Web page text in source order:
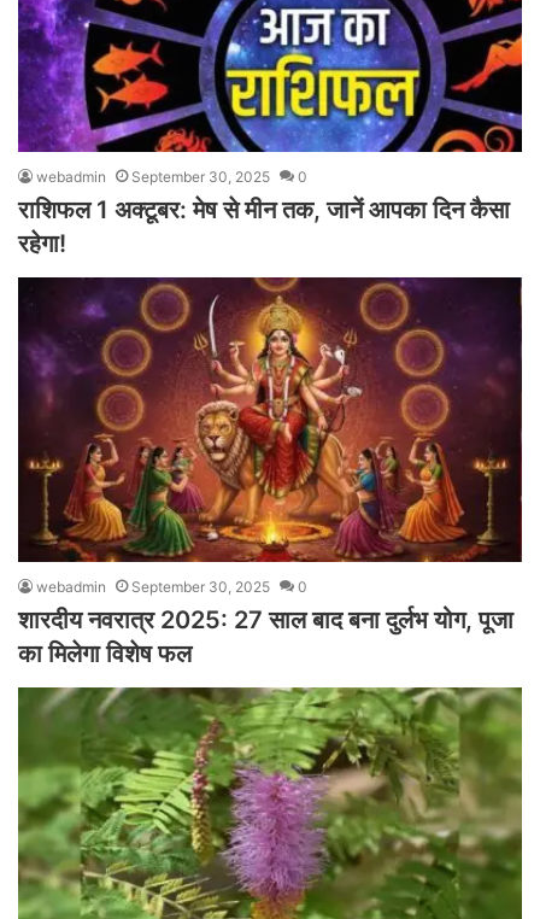
webadmin September 30, 2025 0
राशिफल 1 अक्टूबर: मेष से मीन तक, जानें आपका दिन कैसा
रहेगा!
webadmin September 30, 2025 0
शारदीय नवरात्र 2025: 27 साल बाद बना दुर्लभ योग, पूजा
का मिलेगा विशेष फल